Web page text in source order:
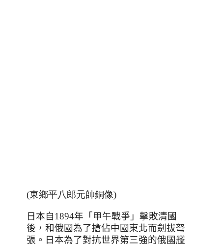
(東鄉平八郎元帥銅像)
日本自1894年「甲午戰爭」擊敗清國
後，和俄國為了搶佔中國東北而劍拔弩
張。日本為了對抗世界第三強的俄國艦